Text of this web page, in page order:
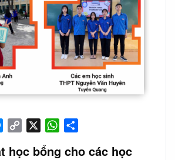
Messenger
Copy
WhatsApp
học bổng cho các học